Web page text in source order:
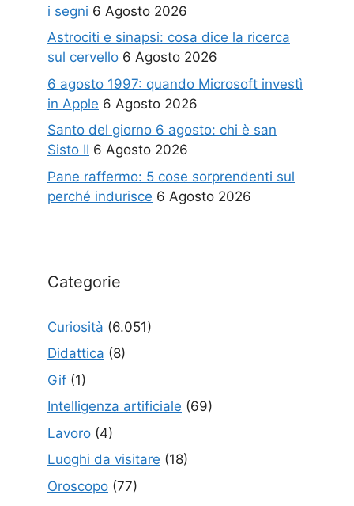
i segni 6 Agosto 2026
Astrociti e sinapsi: cosa dice la ricerca
sul cervello 6 Agosto 2026
6 agosto 1997: quando Microsoft investì
in Apple 6 Agosto 2026
Santo del giorno 6 agosto: chi è san
Sisto II 6 Agosto 2026
Pane raffermo: 5 cose sorprendenti sul
perché indurisce 6 Agosto 2026
Categorie
Curiosità (6.051)
Didattica (8)
Gif (1)
Intelligenza artificiale (69)
Lavoro (4)
Luoghi da visitare (18)
Oroscopo (77)